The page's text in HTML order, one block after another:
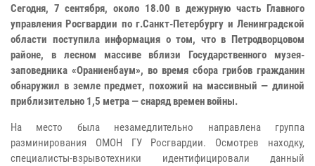
Сегодня, 7 сентября, около 18.00 в дежурную часть Главного
управления Росгвардии по г.Санкт-Петербургу и Ленинградской
области поступила информация о том, что в Петродворцовом
районе, в лесном массиве вблизи Государственного музея-
заповедника «Ораниенбаум», во время сбора грибов гражданин
обнаружил в земле предмет, похожий на массивный — длиной
приблизительно 1,5 метра — снаряд времен войны.
На место была незамедлительно направлена группа
разминирования ОМОН ГУ Росгвардии. Осмотрев находку,
специалисты-взрывотехники идентифицировали данный